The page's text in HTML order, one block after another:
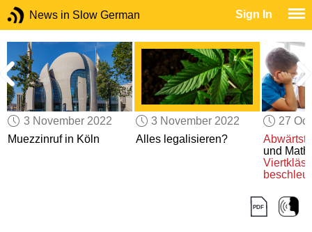
News in Slow German Sign In
3 November 2022
Muezzinruf in Köln
3 November 2022
Alles legalisieren?
27
und